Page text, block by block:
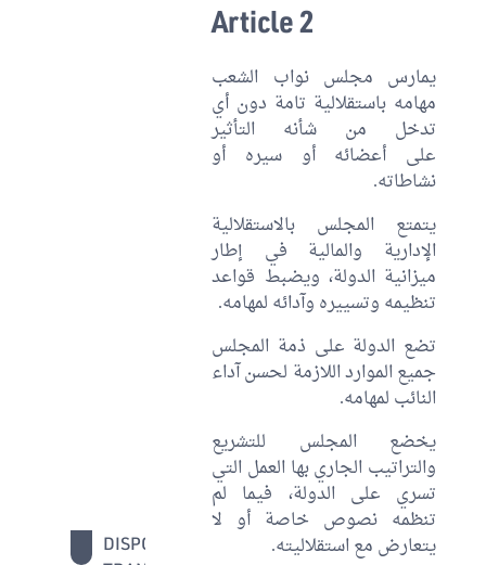
Du Budget
L'Assemblée
Exécution
L'Assemblée
Gestion
Des
Et Des
Biens
Du Contrôle
L'évaluation
DISPOSITIONS
31 - 34
Article 2
يمارس مجلس نواب الشعب
مهامه باستقلالية تامة دون أي
تدخل من شأنه التأثير
على أعضائه أو سيره أو
نشاطاته.
يتمتع المجلس بالاستقلالية
الإدارية والمالية في إطار
ميزانية الدولة، ويضبط قواعد
تنظيمه وتسييره وآدائه لمهامه.
تضع الدولة على ذمة المجلس
جميع الموارد اللازمة لحسن آداء
النائب لمهامه.
يخضع المجلس للتشريع
والتراتيب الجاري بها العمل التي
تسري على الدولة، فيما لم
تنظمه نصوص خاصة أو لا
يتعارض مع استقلاليته.